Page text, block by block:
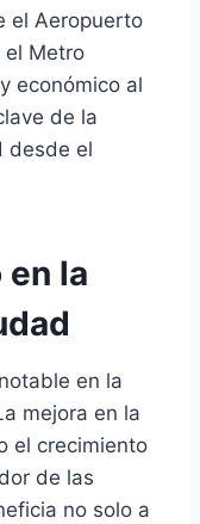
el Aeropuerto
el Metro
económico al
de la
desde el
la
en la
mejora en la
el crecimiento
de las
no solo a